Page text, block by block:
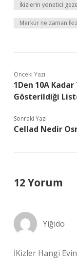
İkizlerin yönetici
Merkür ne zaman
Önceki Yazı
1Den 10A
Gösterildiği
Sonraki Yazı
Cellad Nedir
12 Yorum
Yiğido
İKizler Hangi